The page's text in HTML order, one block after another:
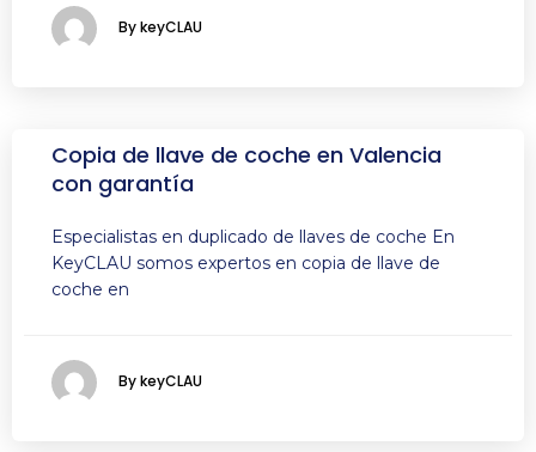
By keyCLAU
Copia de llave de coche en Valencia
con garantía
Especialistas en duplicado de llaves de coche En
KeyCLAU somos expertos en copia de llave de
coche en
By keyCLAU